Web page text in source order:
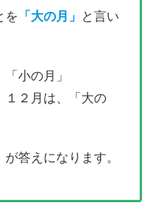
を 「大の月」 と言い
小の月」
月は、「大の
が答えになります。